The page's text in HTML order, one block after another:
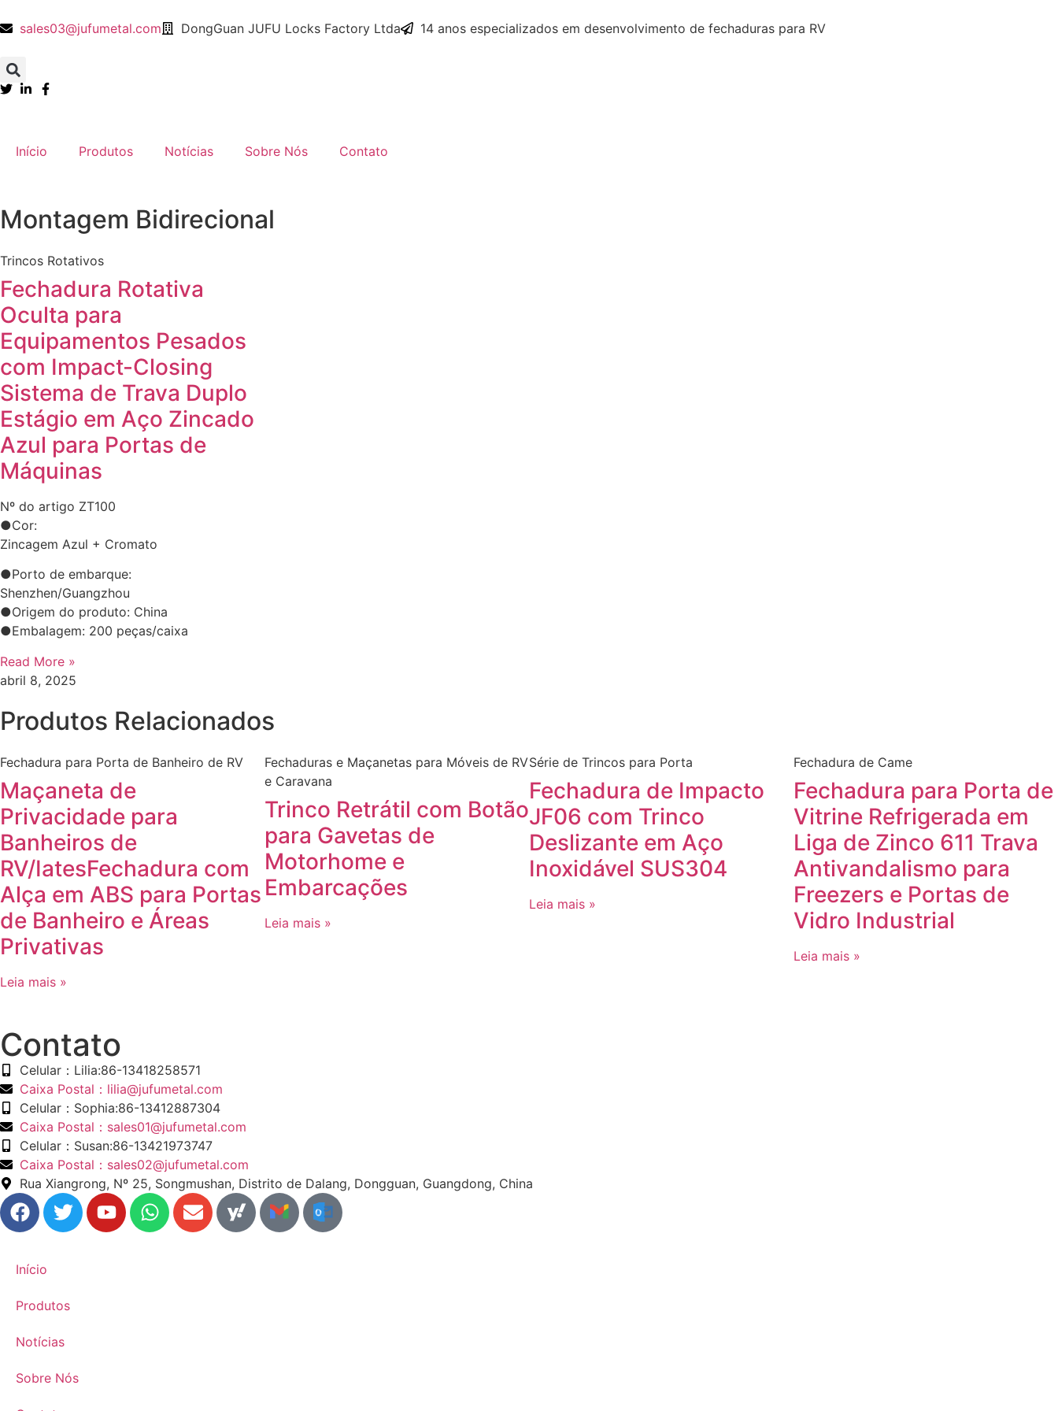
sales03@jufumetal.com DongGuan JUFU Locks Factory Ltda 14 anos especializados em desenvolvimento de fechaduras para RV
​Início Produtos Notícias ​Sobre Nós ​Contato
Montagem Bidirecional
​Trincos Rotativos
​​Fechadura Rotativa
Oculta para
Equipamentos Pesados
com Impact-Closing​​ ​​
Sistema de Trava Duplo
Estágio em Aço Zincado
Azul para Portas de
Máquinas​​
Nº do artigo ZT100
●Cor:
Zincagem Azul + Cromato
●Porto de embarque:
Shenzhen/Guangzhou
●Origem do produto: China
●Embalagem: 200 peças/caixa
Read More »
abril 8, 2025
Produtos Relacionados
Fechadura para Porta de Banheiro de RV
Maçaneta de
Privacidade para
Banheiros de
RV/IatesFechadura com
Alça em ABS para Portas
de Banheiro e Áreas
Privativas
Leia mais »
Fechaduras e Maçanetas para Móveis de RV
e Caravana
Trinco Retrátil com Botão
para Gavetas de
Motorhome e
Embarcações​
Leia mais »
​Série de Trincos para Porta
​​Fechadura de Impacto
JF06 com Trinco
Deslizante em Aço
Inoxidável SUS304​​
Leia mais »
​Fechadura de Came
​Fechadura para Porta de
Vitrine Refrigerada em
Liga de Zinco 611​​ ​​Trava
Antivandalismo para
Freezers e Portas de
Vidro Industrial​
Leia mais »
​Contato
Celular：Lilia:86-13418258571
Caixa Postal：lilia@jufumetal.com
Celular：Sophia:86-13412887304
Caixa Postal：sales01@jufumetal.com
Celular：Susan:86-13421973747
Caixa Postal：sales02@jufumetal.com
Rua Xiangrong, Nº 25, Songmushan, Distrito de Dalang, Dongguan, Guangdong, China
​Início
Produtos
Notícias
​Sobre Nós